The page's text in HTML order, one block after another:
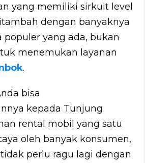
yang memiliki sirkuit level
dengan banyaknya
populer yang ada, bukan
menemukan layanan
.
bisa
kepada Tunjung
rental mobil yang satu
oleh banyak konsumen,
perlu ragu lagi dengan